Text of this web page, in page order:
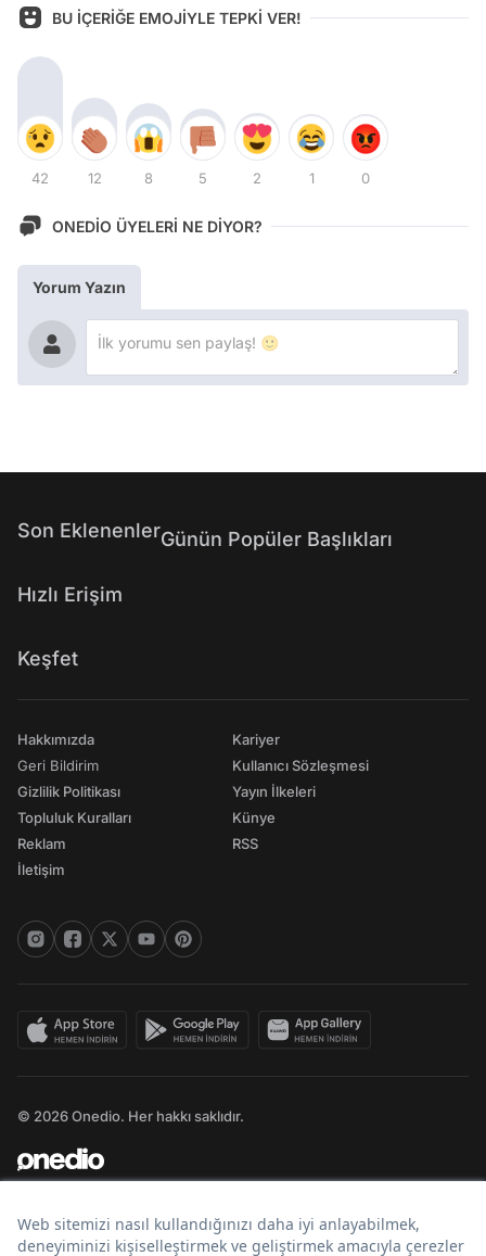
BU İÇERİĞE EMOJİYLE TEPKİ VER!
42 12 8 5 2 1 0
ONEDİO ÜYELERİ NE DİYOR?
Yorum Yazın
Son EklenenlerGünün Popüler Başlıkları
Hızlı Erişim
Keşfet
Hakkımızda
Geri Bildirim
Gizlilik Politikası
Topluluk Kuralları
Reklam
İletişim
Kariyer
Kullanıcı Sözleşmesi
Yayın İlkeleri
Künye
RSS
© 2026 Onedio. Her hakkı saklıdır.
Bir markasıdır.